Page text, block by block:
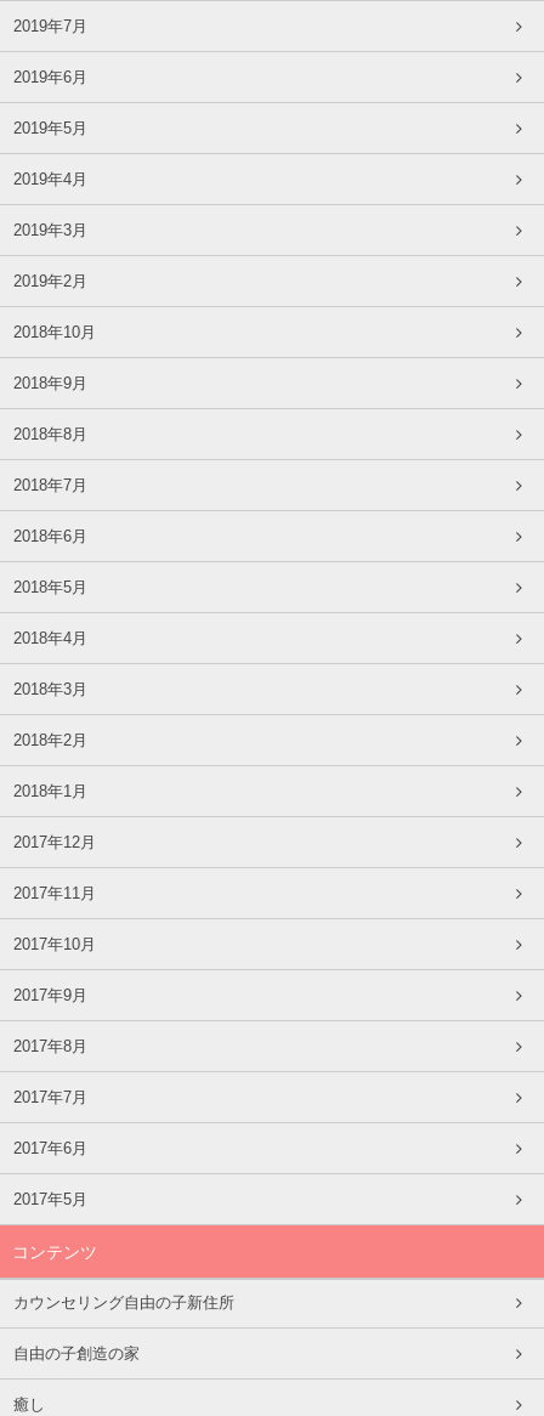
2019年7月
2019年6月
2019年5月
2019年4月
2019年3月
2019年2月
2018年10月
2018年9月
2018年8月
2018年7月
2018年6月
2018年5月
2018年4月
2018年3月
2018年2月
2018年1月
2017年12月
2017年11月
2017年10月
2017年9月
2017年8月
2017年7月
2017年6月
2017年5月
コンテンツ
カウンセリング自由の子新住所
自由の子創造の家
癒し